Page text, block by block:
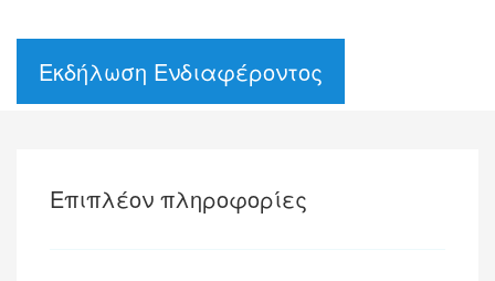
Εκδήλωση Ενδιαφέροντος
Επιπλέον πληροφορίες